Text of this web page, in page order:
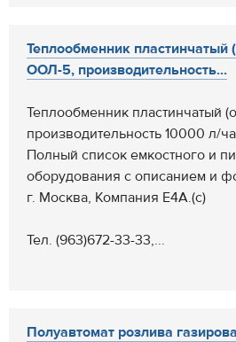
Теплообменник пластинчатый
ООЛ-5, производительность...
Теплообменник пластинчатый
производительность 10000 л/
Полный список емкостного и
оборудования с описанием и
г. Москва, Компания Е4А.(с)
Тел. (963)672-33-33,...
Полуавтомат розлива